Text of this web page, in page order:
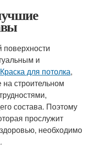
и
Краска для потолка,
строительном
состава. Поэтому
прослужит
необходимо